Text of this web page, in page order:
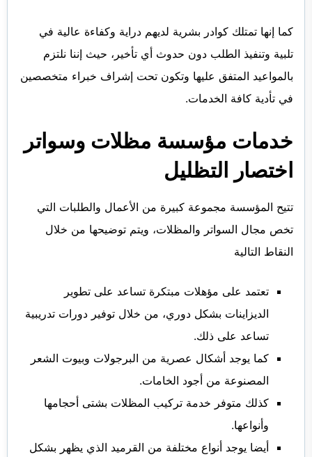
كما إنها تمتلك كوادر بشرية لديهم دراية وكفاءة عالية في
تلبية وتنفيذ الطلب دون حدوث أي تأخير، حيث إننا نلتزم
بالمواعيد المتفق عليها وتكون تحت إشراف خبراء متخصصين
في تأدية كافة الخدمات.
خدمات مؤسسة مظلات وسواتر
اختصار التظليل
تتيح المؤسسة مجموعة كبيرة من الأعمال والطلبات التي
تخص مجال السواتر والمظلات، ويتم توضيحها من خلال
النقاط التالية
تعتمد على مؤهلات مبتكرة تساعد على تطوير
الديزاينات بشكل دوري، من خلال توفير دورات تدريبية
تساعد على ذلك.
كما يوجد أشكال عصرية من البرجولات وبيوت الشعر
المصنوعة من أجود الخامات.
كذلك متوفر خدمة تركيب المظلات بشتى أحجامها
وأنواعها.
أيضا يوجد أنواع مختلفة من القرميد الذي يظهر بشكل